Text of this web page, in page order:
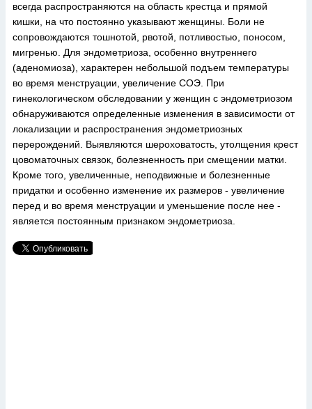
всегда распространяются на область крестца и прямой
кишки, на что постоянно указывают женщины. Боли не
сопровождаются тошнотой, рвотой, потливостью, поносом,
мигренью. Для эндометриоза, особенно внутреннего
(аденомиоза), характерен небольшой подъем температуры
во время менструации, увеличение СОЭ. При
гинекологическом обследовании у женщин с эндометриозом
обнаруживаются определенные изменения в зависимости от
локализации и распространения эндометриозных
перерождений. Выявляются шероховатость, утолщения крест
цовоматочных связок, болезненность при смещении матки.
Кроме того, увеличенные, неподвижные и болезненные
придатки и особенно изменение их размеров - увеличение
перед и во время менструации и уменьшение после нее -
является постоянным признаком эндометриоза.